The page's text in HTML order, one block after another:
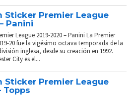
Sticker Premier League
Panini
League 2019-2020 – Panini La Premier
20 fue la vigésimo octava temporada de la
inglesa, desde su creación en 1992.
City es el...
Sticker Premier League
Topps